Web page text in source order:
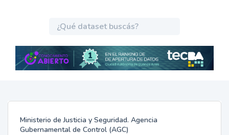
Ministerio de Justicia y Seguridad. Agencia
Gubernamental de Control (AGC)